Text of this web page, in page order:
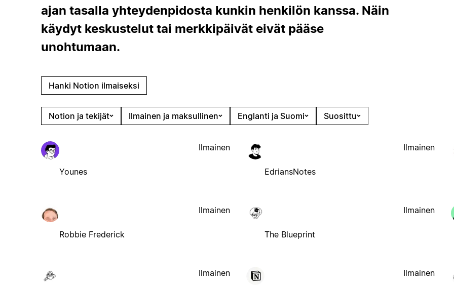
ajan tasalla yhteydenpidosta kunkin henkilön kanssa. Näin
käydyt keskustelut tai merkkipäivät eivät pääse
unohtumaan.
Hanki Notion ilmaiseksi
Notion ja tekijät Ilmainen ja maksullinen Englanti ja Suomi Suosittu
Younes
Ilmainen
EdriansNotes
Ilmainen
Robbie Frederick
Ilmainen
The Blueprint
Ilmainen
Ilmainen Ilmainen